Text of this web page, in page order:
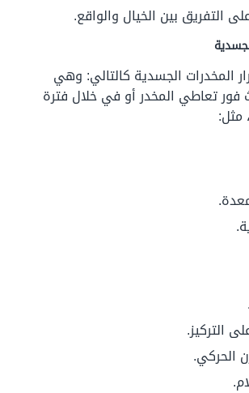
التفريق بين الخيال والواقع.
المخدرات الجسدية كالتالي: وهي
فور تعاطي المخدر أو في خلال فترة
مثل:
التركيز.
الحركي.